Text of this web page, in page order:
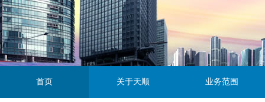
首页 关于天顺 业务范围